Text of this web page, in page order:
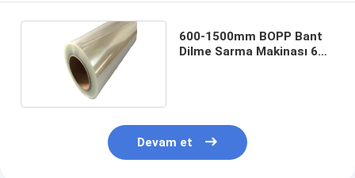
600-1500mm BOPP Bant
Dilme Sarma Makinası 60-
Devam et